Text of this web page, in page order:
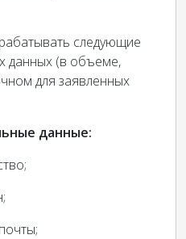
следующие
данных (в объеме,
для заявленных
данные: